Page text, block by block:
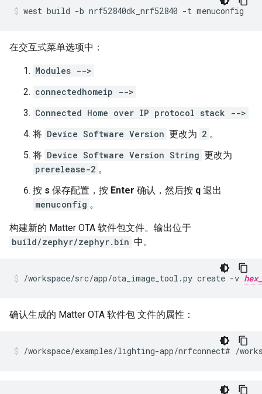
west build -b nrf52840dk_nrf52840 -t menuconfig
在交互式菜单选项中：
Modules -->
connectedhomeip -->
Connected Home over IP protocol stack -->
将 Device Software Version 更改为 2 。
将 Device Software Version String 更改为
prerelease-2 。
按 s 保存配置，按 Enter 确认，然后按 q 退出
menuconfig 。
构建新的 Matter OTA 软件包文件。输出位于
build/zephyr/zephyr.bin 中。
/workspace/src/app/ota_image_tool.py create -v
确认生成的 Matter OTA 软件包 文件的属性：
/workspace/examples/lighting-app/nrfconnect# /